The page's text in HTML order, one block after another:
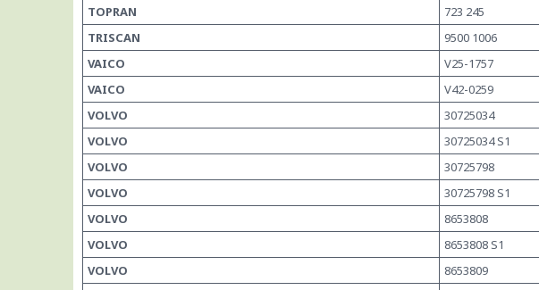
TOPRAN
723 245
TRISCAN
9500 1006
VAICO
V25-1757
VAICO
V42-0259
VOLVO
30725034
VOLVO
30725034 S1
VOLVO
30725798
VOLVO
30725798 S1
VOLVO
8653808
VOLVO
8653808 S1
VOLVO
8653809